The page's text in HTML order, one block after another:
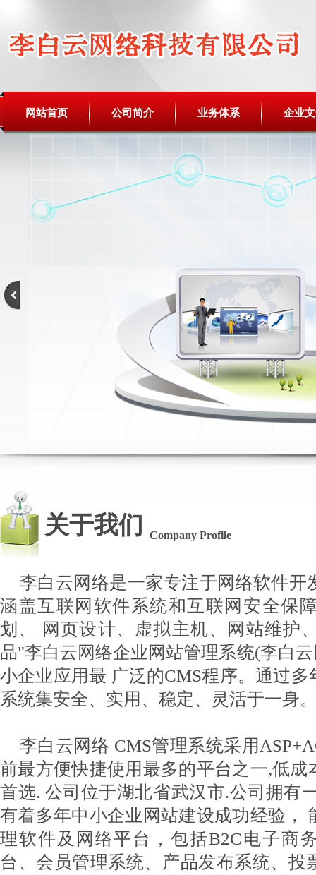
网站首页 公司简介 业务体系 企业
关于我们 Company Profile
李白云网络是一家专注于网络软件开
涵盖互联网软件系统和互联网安全保
划、 网页设计、虚拟主机、网站维护
品"李白云网络企业网站管理系统(李白
小企业应用最 广泛的CMS程序。通过
系统集安全、实用、稳定、灵活于一身
李白云网络 CMS管理系统采用
前最方便快捷使用最多的平台之一,低
首选. 公司位于湖北省武汉市.公司拥有
有着多年中小企业网站建设成功经验，
理软件及网络平台，包括B2C电子商
台、会员管理系统、产品发布系统、投